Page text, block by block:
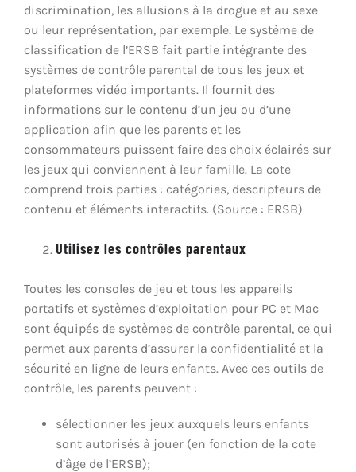
discrimination, les allusions à la drogue et au sexe
ou leur représentation, par exemple. Le système de
classification de l’ERSB fait partie intégrante des
systèmes de contrôle parental de tous les jeux et
plateformes vidéo importants. Il fournit des
informations sur le contenu d’un jeu ou d’une
application afin que les parents et les
consommateurs puissent faire des choix éclairés sur
les jeux qui conviennent à leur famille. La cote
comprend trois parties : catégories, descripteurs de
contenu et éléments interactifs. (Source : ERSB)
Utilisez les contrôles parentaux
Toutes les consoles de jeu et tous les appareils
portatifs et systèmes d’exploitation pour PC et Mac
sont équipés de systèmes de contrôle parental, ce qui
permet aux parents d’assurer la confidentialité et la
sécurité en ligne de leurs enfants. Avec ces outils de
contrôle, les parents peuvent :
sélectionner les jeux auxquels leurs enfants
sont autorisés à jouer (en fonction de la cote
d’âge de l’ERSB);